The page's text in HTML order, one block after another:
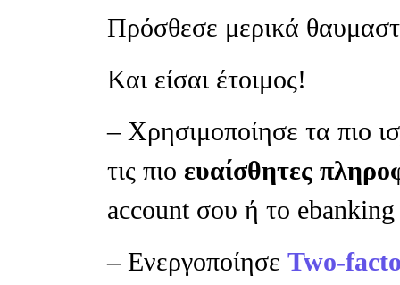
Πρόσθεσε μερικά
Και είσαι έτοιμος!
– Χρησιμοποίησε τα πιο
τις πιο ευαίσθητες
account σου ή το
– Ενεργοποίησε Two-